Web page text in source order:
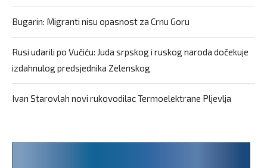
Bugarin: Migranti nisu opasnost za Crnu Goru
Rusi udarili po Vučiću: Juda srpskog i ruskog naroda dočekuje
izdahnulog predsjednika Zelenskog
Ivan Starovlah novi rukovodilac Termoelektrane Pljevlja